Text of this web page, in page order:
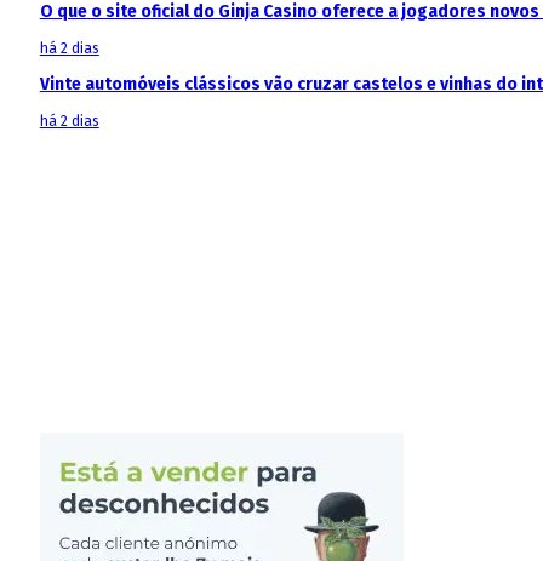
O que o site oficial do Ginja Casino oferece a jogadores
há 2 dias
Vinte automóveis clássicos vão cruzar castelos e vinhas do
há 2 dias